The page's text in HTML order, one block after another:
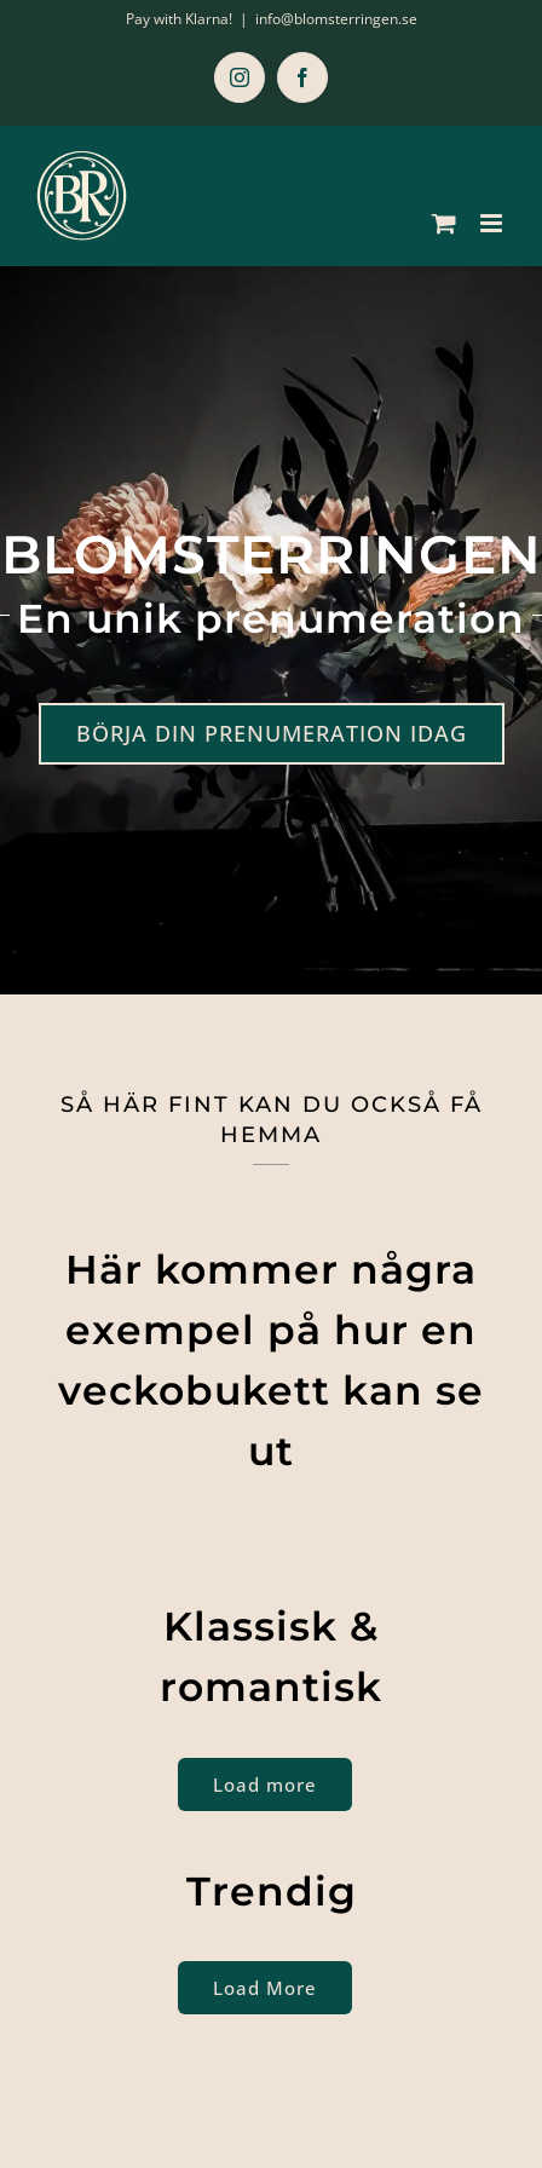
Pay with Klarna! | info@blomsterringen.se
InstagramFacebook
BLOMSTERRINGEN
En unik prenumeration
BÖRJA DIN PRENUMERATION IDAG
SÅ HÄR FINT KAN DU OCKSÅ FÅ
HEMMA
Här kommer några
exempel på hur en
veckobukett kan se
ut
Klassisk &
romantisk
Load more
Trendig
Load More